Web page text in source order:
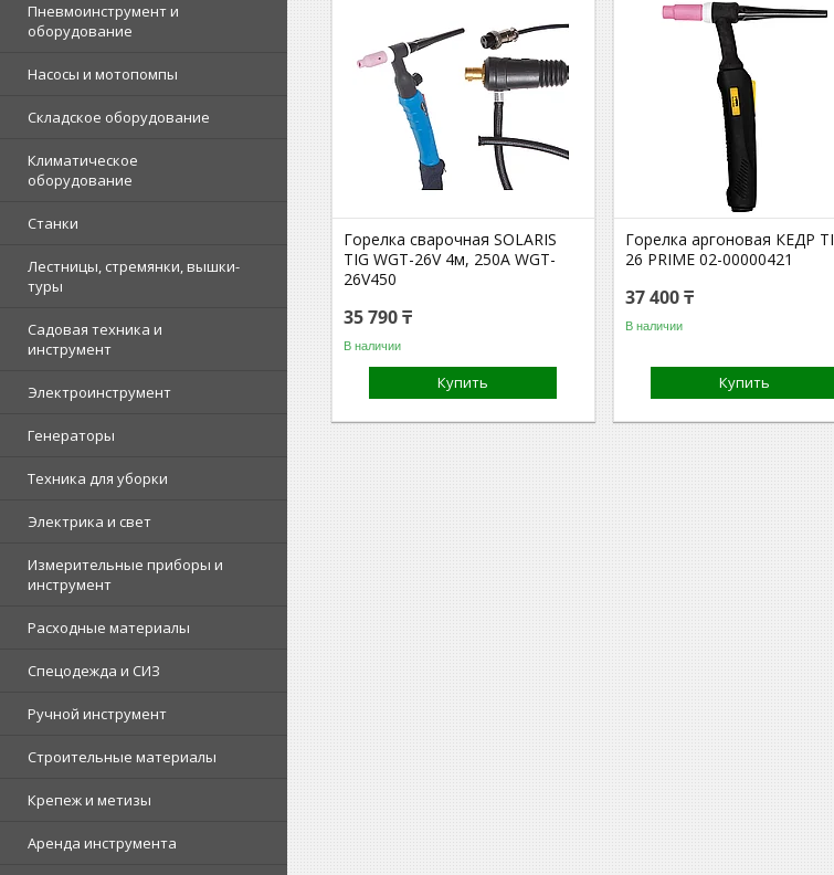
Пневмоинструмент и
оборудование
Насосы и мотопомпы
Складское оборудование
Климатическое
оборудование
Станки
Лестницы, стремянки, вышки-
туры
Садовая техника и
инструмент
Электроинструмент
Генераторы
Техника для уборки
Электрика и свет
Измерительные приборы и
инструмент
Расходные материалы
Спецодежда и СИЗ
Ручной инструмент
Строительные материалы
Крепеж и метизы
Аренда инструмента
Горелка сварочная SOLARIS
TIG WGT-26V 4м, 250А WGT-
26V450
35 790 ₸
В наличии
Купить
Горелка аргоновая КЕДР
26 PRIME 02-00000421
37 400 ₸
В наличии
Купить